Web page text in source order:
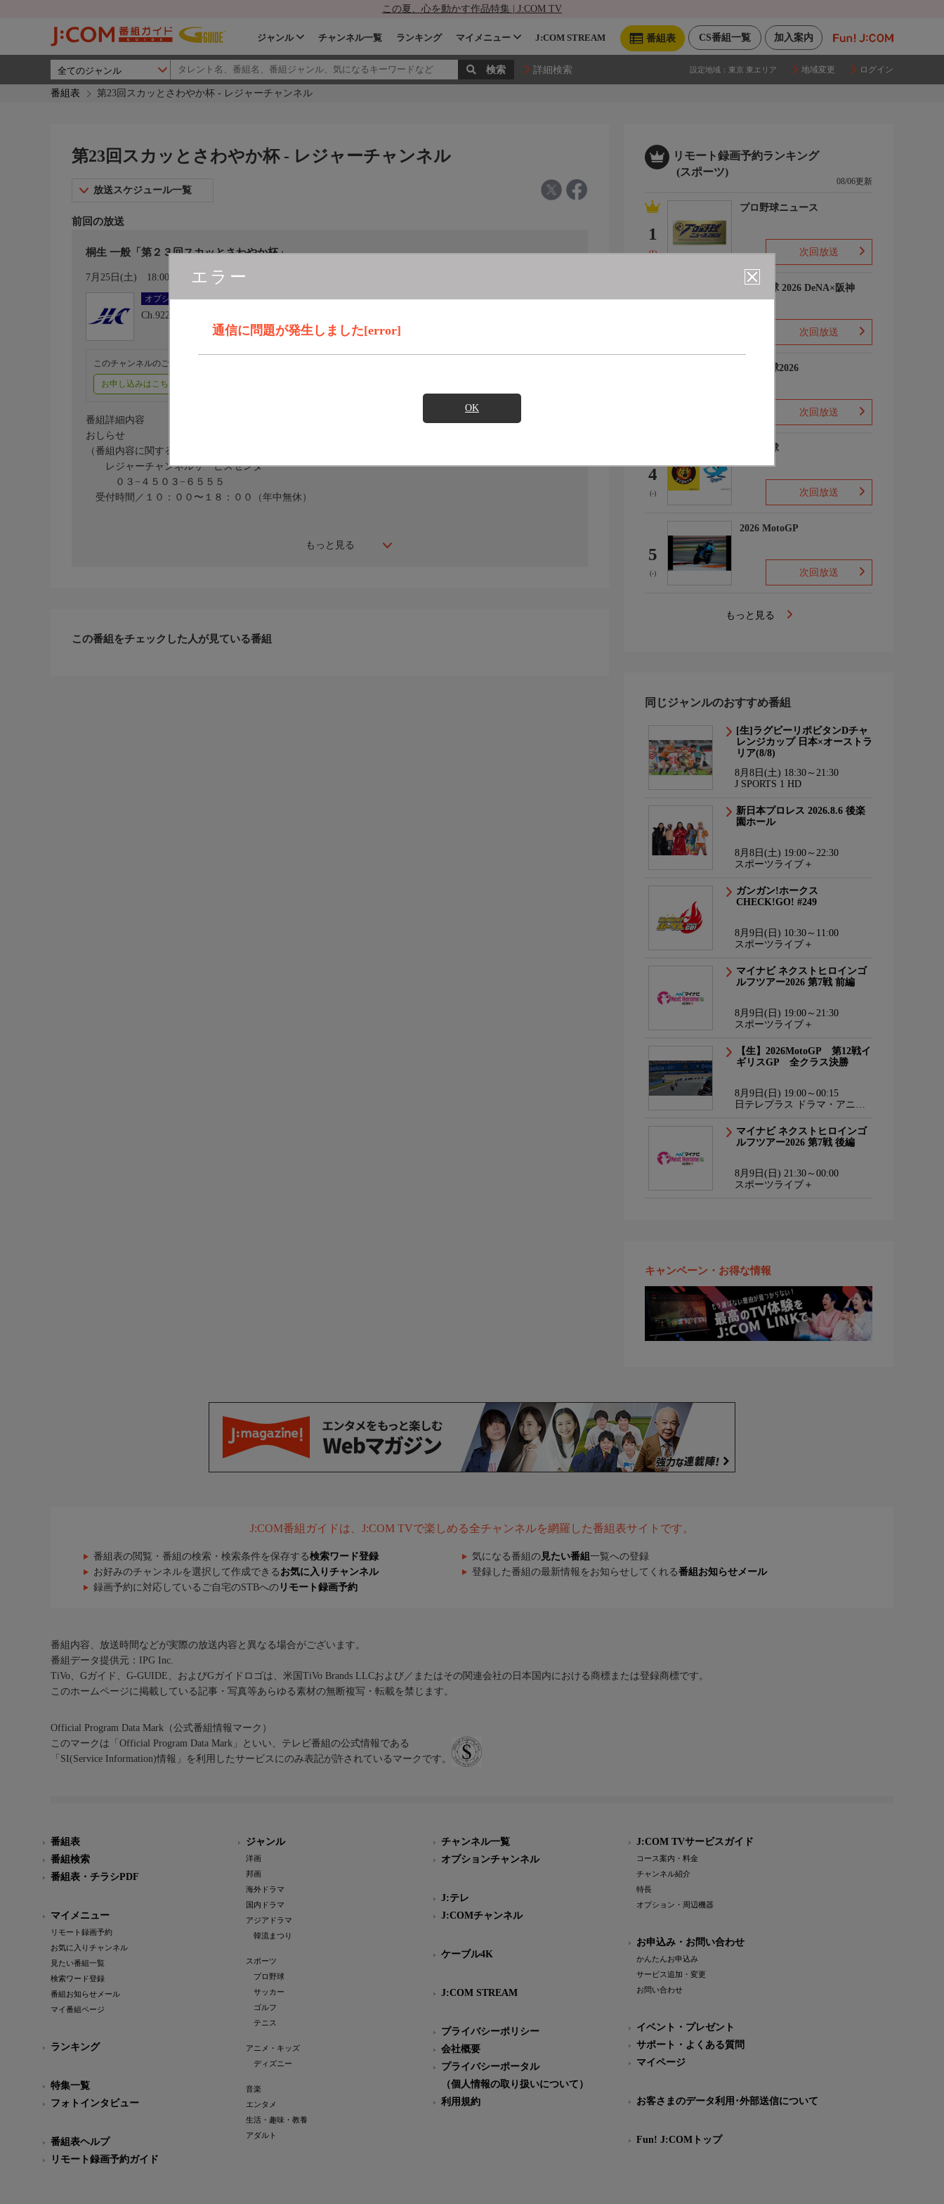
この夏、心を動かす作品特集 | J:COM TV
加入案内
CS番組一覧
番組表
ジャンル チャンネル一覧 ランキング マイメニュー J:COM STREAM
詳細検索 設定地域： 東京 東エリア 地域変更 ログイン
番組表 第23回スカッとさわやか杯 - レジャーチャンネル
エラー
通信に問題が発生しました[error]
OK
第23回スカッとさわやか杯 - レジャーチャンネル
放送スケジュール一覧
前回の放送
桐生 一般「第２３回スカッとさわやか杯」
7月25日(土) 18:00〜21:00 カレンダー登録
オプション
Ch.922
このチャンネルのご視聴には、オプションチャンネル(有料)のご契約が必要となります。
お申し込みはこちら
もっと見る
番組詳細内容
おしらせ
（番組内容に関するお問い合わせは）
レジャーチャンネルサービスセンター
０３−４５０３−６５５５
受付時間／１０：００〜１８：００（年中無休）
この番組をチェックした人が見ている番組
リモート録画予約ランキング
(スポーツ)
08/06更新
1
(1)
プロ野球ニュース
次回放送
プロ野球 2026 DeNA×阪神
次回放送
プロ野球2026
次回放送
4
(-)
プロ野球
次回放送
5
(-)
2026 MotoGP
次回放送
もっと見る
同じジャンルのおすすめ番組
[生]ラグビーリポビタンDチャ
レンジカップ 日本×オーストラ
リア(8/8)
8月8日(土) 18:30～21:30
J SPORTS 1 HD
新日本プロレス 2026.8.6 後楽
園ホール
8月8日(土) 19:00～22:30
スポーツライブ＋
ガンガン!ホークス
CHECK!GO! #249
8月9日(日) 10:30～11:00
スポーツライブ＋
マイナビ ネクストヒロインゴ
ルフツアー2026 第7戦 前編
8月9日(日) 19:00～21:30
スポーツライブ＋
【生】2026MotoGP 第12戦イ
ギリスGP 全クラス決勝
8月9日(日) 19:00～00:15
日テレプラス ドラマ・アニ
マイナビ ネクストヒロインゴ
ルフツアー2026 第7戦 後編
8月9日(日) 21:30～00:00
スポーツライブ＋
キャンペーン・お得な情報
J:COM番組ガイドは、J:COM TVで楽しめる全チャンネルを網羅した番組表サイトです。
番組表の閲覧・番組の検索・検索条件を保存する検索ワード登録 気になる番組の 見たい番組 一覧への登録
お好みのチャンネルを選択して作成できる お気に入りチャンネル 登録した番組の最新情報をお知らせしてくれる番組お知らせメール
録画予約に対応しているご自宅のSTBへの リモート録画予約
番組内容、放送時間などが実際の放送内容と異なる場合がございます。
番組データ提供元：IPG Inc.
TiVo、Gガイド、G-GUIDE、およびGガイドロゴは、米国TiVo Brands LLCおよび／またはその関連会社の日本国内における商標または登録商標です。
このホームページに掲載している記事・写真等あらゆる素材の無断複写・転載を禁じます。
Official Program Data Mark（公式番組情報マーク）
このマークは「Official Program Data Mark」といい、テレビ番組の公式情報である
「SI(Service Information)情報」を利用したサービスにのみ表記が許されているマークです。
番組表
番組検索
番組表・チラシPDF
マイメニュー
リモート録画予約
お気に入りチャンネル
見たい番組一覧
検索ワード登録
番組お知らせメール
マイ番組ページ
ランキング
特集一覧
フォトインタビュー
番組表ヘルプ
リモート録画予約ガイド
ジャンル
洋画
邦画
海外ドラマ
国内ドラマ
アジアドラマ
韓流まつり
スポーツ
プロ野球
サッカー
ゴルフ
テニス
アニメ・キッズ
ディズニー
音楽
エンタメ
生活・趣味・教養
アダルト
チャンネル一覧
オプションチャンネル
J:テレ
J:COMチャンネル
ケーブル4K
J:COM STREAM
プライバシーポリシー
会社概要
プライバシーポータル
（個人情報の取り扱いについて）
利用規約
J:COM TVサービスガイド
コース案内・料金
チャンネル紹介
特長
オプション・周辺機器
お申込み・お問い合わせ
かんたんお申込み
サービス追加・変更
お問い合わせ
イベント・プレゼント
サポート・よくある質問
マイページ
お客さまのデータ利用･外部送信について
Fun! J:COMトップ